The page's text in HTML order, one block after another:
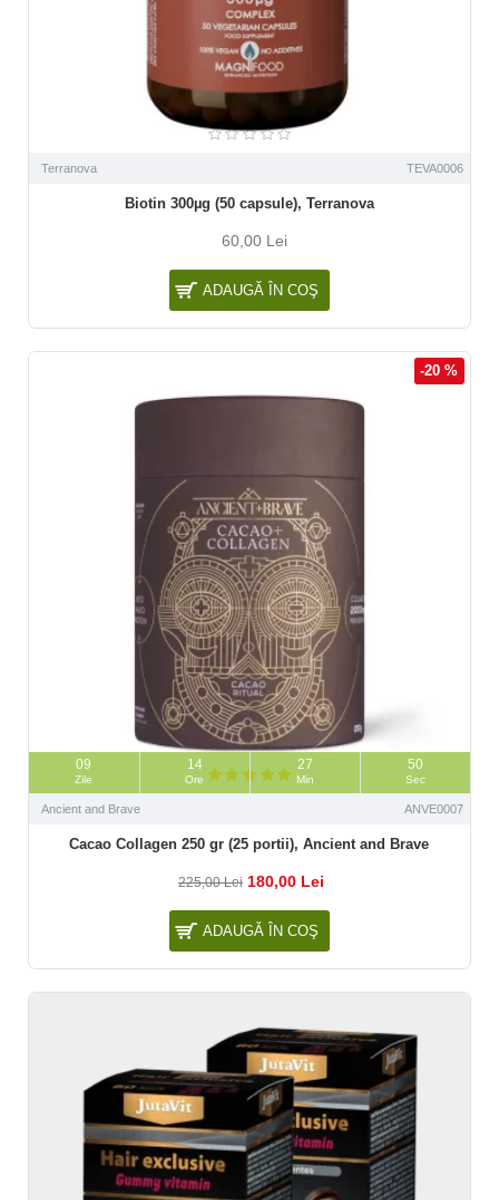
Terranova TEVA0006
Biotin 300µg (50 capsule), Terranova
60,00 Lei
ADAUGĂ ÎN COŞ
-20 %
09
Zile
14
Ore
27
Min
49
Sec
Ancient and Brave ANVE0007
Cacao Collagen 250 gr (25 portii), Ancient and Brave
225,00 Lei 180,00 Lei
ADAUGĂ ÎN COŞ